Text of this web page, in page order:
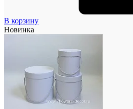
В корзину
Новинка